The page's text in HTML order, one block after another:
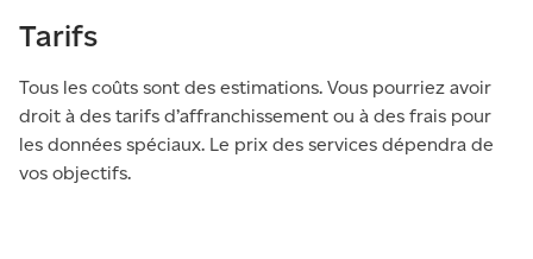
Tarifs
Tous les coûts sont des estimations. Vous pourriez avoir
droit à des tarifs d’affranchissement ou à des frais pour
les données spéciaux. Le prix des services dépendra de
vos objectifs.